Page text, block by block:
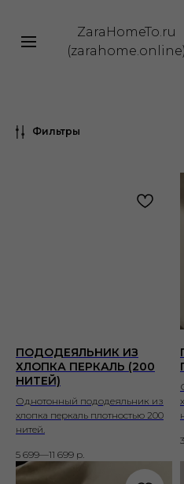
|||
ZaraHomeTo.ru
(zarahome.online)
Фильтры
ПОДОДЕЯЛЬНИК ИЗ
ХЛОПКА ПЕРКАЛЬ (200
НИТЕЙ)
Однотонный пододеяльник из
хлопка перкаль плотностью 200
нитей.
5 699—11 699 р.